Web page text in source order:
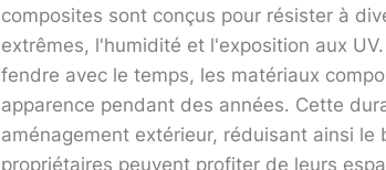
composites sont conçus pour résister à
extrêmes, l'humidité et l'exposition aux
fendre avec le temps, les matériaux
apparence pendant des années. Cette
aménagement extérieur, réduisant ainsi
propriétaires peuvent profiter de leurs